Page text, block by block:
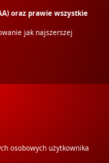
oraz prawie wszystkie
jak najszerszej
osobowych użytkownika